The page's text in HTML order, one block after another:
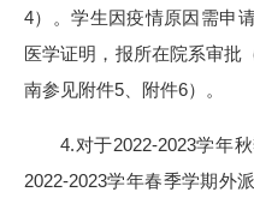
4）。学生因疫情原因需申
医学证明，报所在院系审批
南参见附件5、附件6）。
4.对于2022-2023学年
2022-2023学年春季学期外